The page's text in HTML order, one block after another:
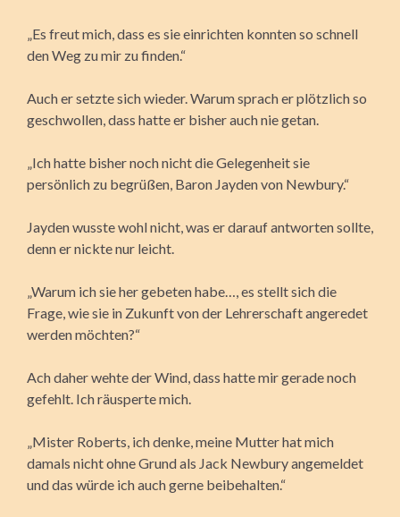
„Es freut mich, dass es sie einrichten konnten so schnell
den Weg zu mir zu finden.“
Auch er setzte sich wieder. Warum sprach er plötzlich so
geschwollen, dass hatte er bisher auch nie getan.
„Ich hatte bisher noch nicht die Gelegenheit sie
persönlich zu begrüßen, Baron Jayden von Newbury.“
Jayden wusste wohl nicht, was er darauf antworten sollte,
denn er nickte nur leicht.
„Warum ich sie her gebeten habe…, es stellt sich die
Frage, wie sie in Zukunft von der Lehrerschaft angeredet
werden möchten?“
Ach daher wehte der Wind, dass hatte mir gerade noch
gefehlt. Ich räusperte mich.
„Mister Roberts, ich denke, meine Mutter hat mich
damals nicht ohne Grund als Jack Newbury angemeldet
und das würde ich auch gerne beibehalten.“